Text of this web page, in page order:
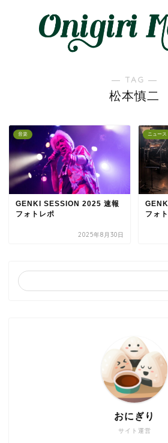
― TAG ―
松本慎二
音楽
GENKI SESSION 2025 速報
フォトレポ
2025年8月30日
ニュース
フォ
サイト運営
おにぎり